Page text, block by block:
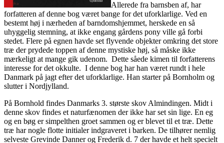
Allerede fra barnsben af, har
forfatteren af denne bog været bange for det uforklarlige. Ved en
bestemt høj i nærheden af barndomshjemmet, herskede en så
uhyggelig stemning, at ikke engang gårdens pony ville gå forbi
stedet. Flere på egnen havde set flyvende objekter omkring det store
træ der prydede toppen af denne mystiske høj, så måske ikke
mærkeligt at mange gik udenom. Dette såede kimen til forfatterens
interesse for det okkulte. I denne bog har han været rundt i hele
Danmark på jagt efter det uforklarlige. Han starter på Bornholm og
slutter i Nordjylland.
På Bornhold findes Danmarks 3. største skov Almindingen. Midt i
denne skov findes et naturfænomen der ikke har set sin lige. En eg
og en bøg er simpelthen groet sammen og er blevet til et træ. Dette
træ har nogle flotte initialer indgraveret i barken. De tilhører nemlig
selveste Grevinde Danner og Frederik d. 7 der havde et helt specielt